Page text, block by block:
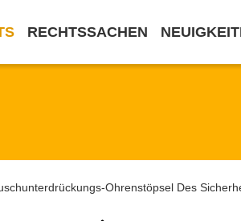
RECHTSSACHEN
Ohrenstöpsel Des